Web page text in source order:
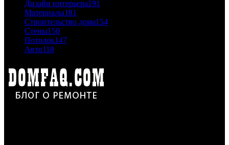
Дизайн интерьера191
Материалы181
Строительство дома154
Стены150
Потолок147
Авто118